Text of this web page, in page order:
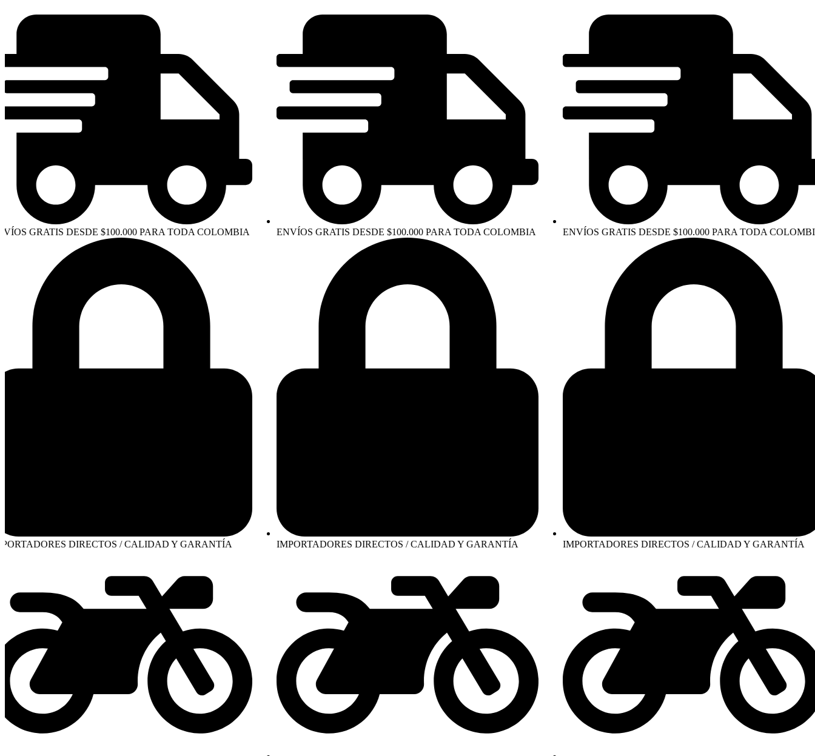
contenido
GRATIS DESDE $100.000 PARA TODA COLOMBIA
DIRECTOS / CALIDAD Y GARANTÍA
ENVÍOS GRATIS DESDE $100.000 PARA TODA COLOMBIA
IMPORTADORES DIRECTOS / CALIDAD Y GARANTÍA
ENVÍOS GRATIS DESDE $100.000 PARA TODA COLOMBIA
IMPORTADORES DIRECTOS / CALIDAD Y GARANTÍA